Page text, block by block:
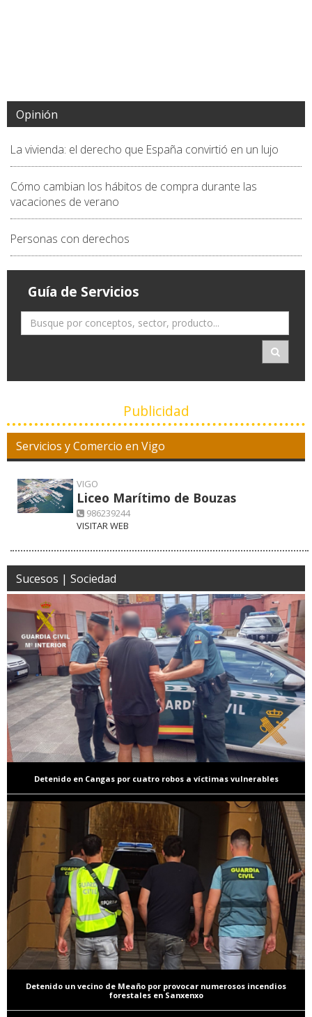
Opinión
La vivienda: el derecho que España convirtió en un lujo
Cómo cambian los hábitos de compra durante las
vacaciones de verano
Personas con derechos
Guía de Servicios
Publicidad
Servicios y Comercio en Vigo
VIGO
Liceo Marítimo de Bouzas
986239244
VISITAR WEB
Sucesos | Sociedad
Detenido en Cangas por cuatro robos a víctimas vulnerables
Detenido un vecino de Meaño por provocar numerosos incendios
forestales en Sanxenxo